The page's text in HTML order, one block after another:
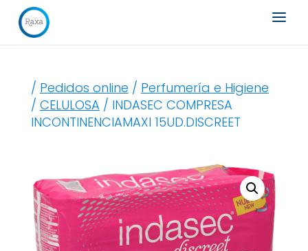
Búsqueda
de
productos
/ Pedidos online / Perfumería e Higiene
/ CELULOSA / INDASEC COMPRESA
INCONTINENCIAMAXI 15UD.DISCREET